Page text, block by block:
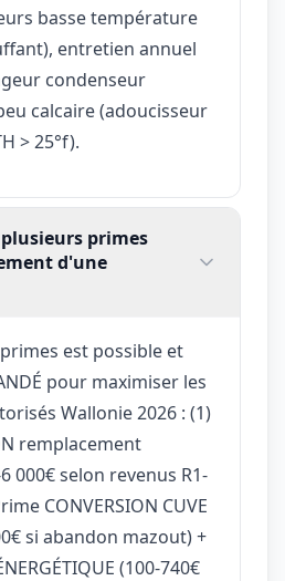
basse température
entretien annuel
condenseur
calcaire (adoucisseur
> 25°f).
primes
d'une
est possible et
pour maximiser les
Wallonie 2026 : (1)
remplacement
000€ selon revenus R1-
CONVERSION CUVE
si abandon mazout) +
(100-740€